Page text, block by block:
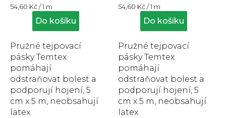
5,0
Měrná
54,60 Kč / 1 m
Do košíku
Pružné tejpovací
pásky Temtex
pomáhají
odstraňovat bolest a
podporují hojení, 5
cm x 5 m, neobsahují
latex.
5,0
Měrná
54,60 Kč / 1 m
Do košíku
Pružné tejpovací
pásky Temtex
pomáhají
odstraňovat bolest a
podporují hojení, 5
cm x 5 m, neobsahují
latex.